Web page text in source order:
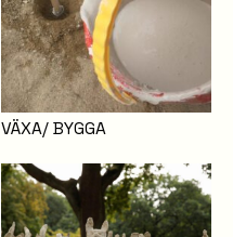
VÄXA/ BYGGA